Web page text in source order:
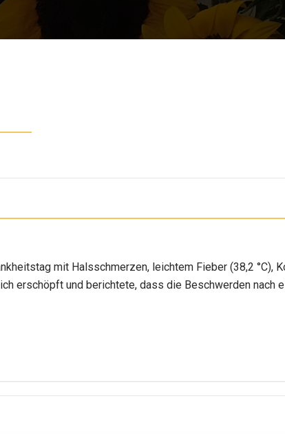
mit Halsschmerzen, leichtem Fieber (38,2 °C),
erschöpft und berichtete, dass die Beschwerden nach